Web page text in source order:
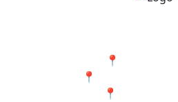
📍 Cali - San
📍 Jamundí -
📍 Tumaco -